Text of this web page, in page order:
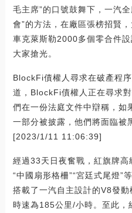
毛主席”的口號鼓舞下，一汽
會”的方法，在廠區張榜招賢
車克萊斯勒2000多個零合件
大家搶光。
BlockFi債權人尋求在破產程
道，BlockFi債權人正在尋求
們在一份法庭文件中辯稱，如
一部分被披露，他們將面臨被
[2023/1/11 11:06:39]
經過33天日夜奮戰，紅旗牌高
“中國扇形格柵”“宮廷式尾燈”
搭載了一汽自主設計的V8發
時速為185公里/小時。至此，